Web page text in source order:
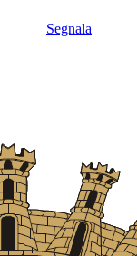
Segnala